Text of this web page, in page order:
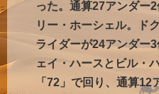
った。通算27アンダー
リー・ホーシェル。ド
ライダーが24アンダー
ェイ・ハースとビル・
「72」で回り、通算12